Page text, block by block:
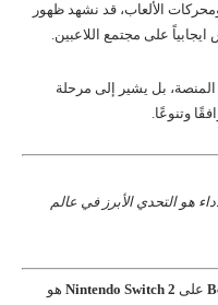
الألعاب، قد نشهد ظهور
على مجتمع اللاعبين.
بل يشير إلى مرحلة
وتنوعًا.
هو التحدي الأبرز في عالم
على Nintendo Switch 2 هو